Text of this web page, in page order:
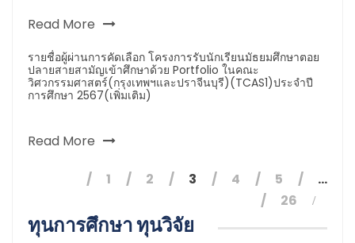
Read More
รายชื่อผู้ผ่านการคัดเลือก โครงการรับนักเรียนมัธยมศึกษาตอย
ปลายสายสามัญเข้าศึกษาด้วย Portfolio ในคณะ
วิศวกรรมศาสตร์(กรุงเทพฯและปราจีนบุรี)(TCAS1)ประจำปี
การศึกษา 2567(เพิ่มเติม)
Read More
1 2 3 4 5
…
26
ทุนการศึกษา ทุนวิจัย